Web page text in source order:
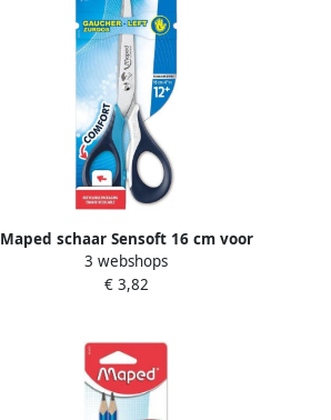
Maped schaar Sensoft 16 cm voor
linkshandigen met scherpe punt
3 webshops
€ 3,82